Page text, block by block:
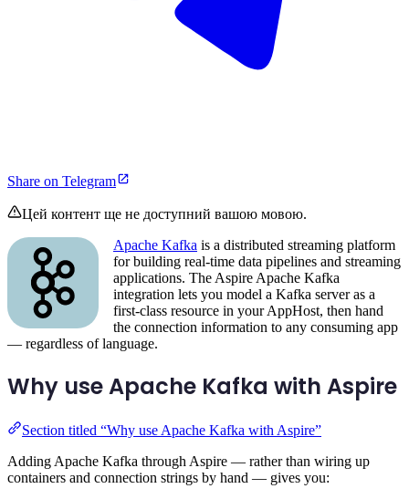
Share on Telegram
Цей контент ще не доступний вашою мовою.
Apache Kafka is a distributed streaming platform
for building real-time data pipelines and streaming
applications. The Aspire Apache Kafka
integration lets you model a Kafka server as a
first-class resource in your AppHost, then hand
the connection information to any consuming app
— regardless of language.
Why use Apache Kafka with Aspire
Section titled “Why use Apache Kafka with Aspire”
Adding Apache Kafka through Aspire — rather than wiring up
containers and connection strings by hand — gives you: